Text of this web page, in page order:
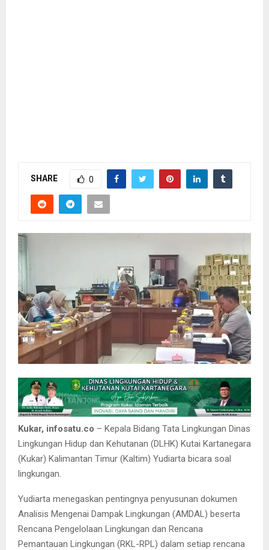
SHARE 0
Kukar, infosatu.co – Kepala Bidang Tata Lingkungan Dinas
Lingkungan Hidup dan Kehutanan (DLHK) Kutai Kartanegara
(Kukar) Kalimantan Timur (Kaltim) Yudiarta bicara soal
lingkungan.
Yudiarta menegaskan pentingnya penyusunan dokumen
Analisis Mengenai Dampak Lingkungan (AMDAL) beserta
Rencana Pengelolaan Lingkungan dan Rencana
Pemantauan Lingkungan (RKL-RPL) dalam setiap rencana